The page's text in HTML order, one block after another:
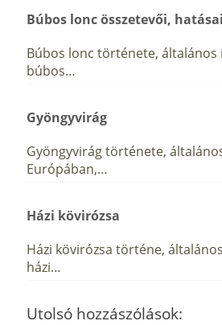
Búbos lonc összetevői,
Búbos lonc története, általános
búbos…
Gyöngyvirág
Gyöngyvirág története,
Európában,…
Házi kövirózsa
Házi kövirózsa történe,
házi…
Utolsó hozzászólások: